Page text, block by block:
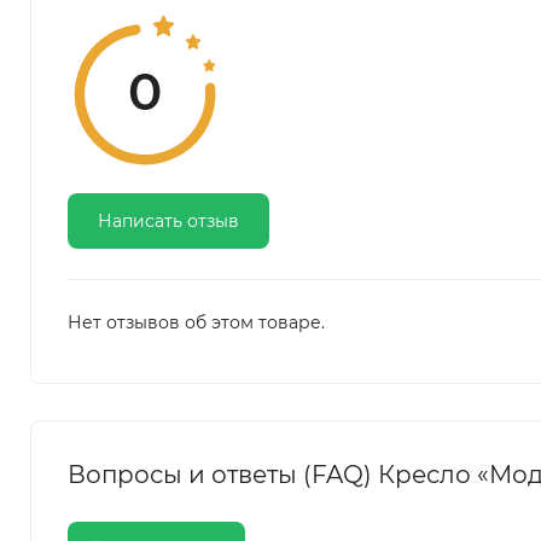
0
Написать отзыв
Нет отзывов об этом товаре.
Вопросы и ответы (FAQ) Кресло